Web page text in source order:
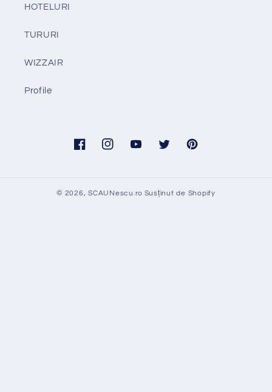
HOTELURI
TURURI
WIZZAIR
Profile
FacebookInstagramYouTubeTwitter Pinterest
© 2026,SCAUNescu.ro Susținut de Shopify